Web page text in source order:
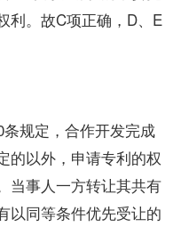
利。故C项正确，D、E
规定，合作开发完成
的以外，申请专利的权
当事人一方转让其共有
以同等条件优先受让的